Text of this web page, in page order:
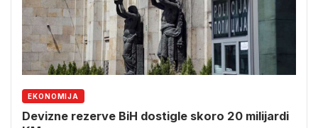
EKONOMIJA
Devizne rezerve BiH dostigle skoro 20 milijardi